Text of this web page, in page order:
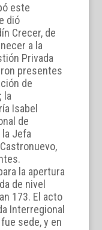
este
dió
Crecer, de
a la
Privada
presentes
de
la
Isabel
de
la Jefa
la apertura
de nivel
173. El acto
Interregional
fue sede, y en